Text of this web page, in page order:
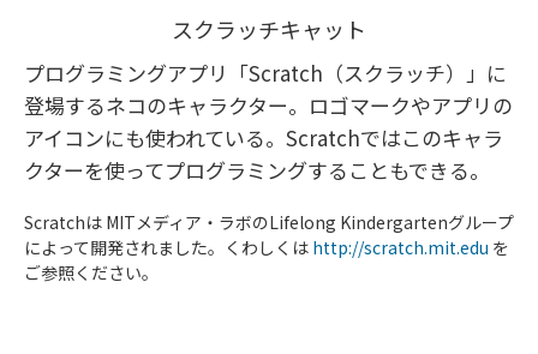
スクラッチキャット
プログラミングアプリ「Scratch（スクラッチ）」に
登場するネコのキャラクター。ロゴマークやアプリの
アイコンにも使われている。Scratchではこのキャラ
クターを使ってプログラミングすることもできる。
Scratchは MITメディア・ラボのLifelong Kindergartenグループ
によって開発されました。くわしくは http://scratch.mit.edu を
ご参照ください。